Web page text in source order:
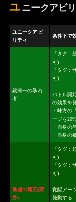
ユ ニークアビ
ユニークアビ
リティ
条件下で
銀河一の暴れ
者
「タグ：
可)
「タグ：
可)
バトル開
の効果を
・味方の
ージを
・自身の
・自身の
暴虐の覇王(変
身)
「タグ：
可)
「タグ：
可)
覚醒アー
発動する